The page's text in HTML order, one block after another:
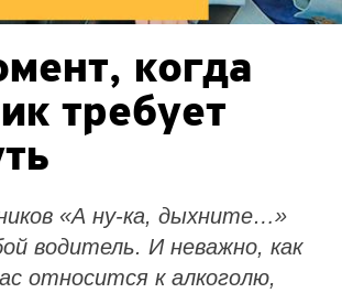
когда
требует
«А ну-ка, дыхните…»
водитель. И неважно, как
относится к алкоголю,